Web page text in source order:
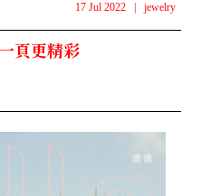
17 Jul 2022 jewelry
頁更精彩